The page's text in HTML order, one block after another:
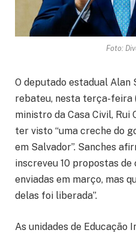
Foto:
O deputado estadual Alan
rebateu, nesta terça-feira
ministro da Casa Civil, Rui
ter visto “uma creche do
em Salvador”. Sanches
inscreveu 10 propostas de
enviadas em março, mas
delas foi liberada”.
As unidades de Educação